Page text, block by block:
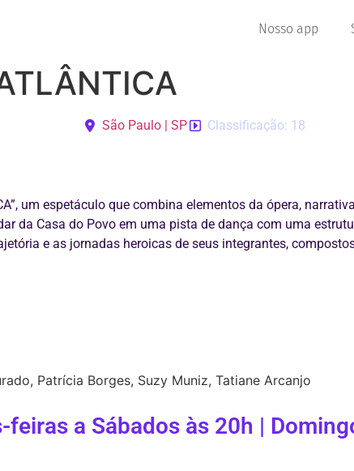
Nosso app
São Paulo | SP Classificação: 18
um espetáculo que combina elementos da ópera,
da Casa do Povo em uma pista de dança com uma
e as jornadas heroicas de seus integrantes,
Patrícia Borges, Suzy Muniz, Tatiane Arcanjo
a Sábados às 20h |